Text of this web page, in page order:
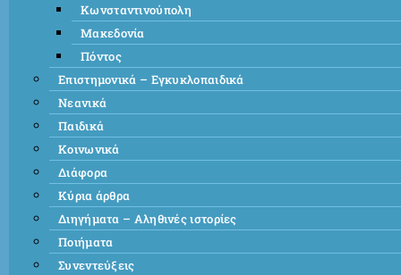
Κωνσταντινούπολη
Μακεδονία
Πόντος
Επιστημονικά – Εγκυκλοπαιδικά
Νεανικά
Παιδικά
Κοινωνικά
Διάφορα
Κύρια άρθρα
Διηγήματα – Αληθινές ιστορίες
Ποιήματα
Συνεντεύξεις